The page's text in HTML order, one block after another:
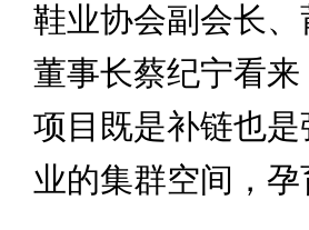
鞋业协会副会长
董事长蔡纪宁看
项目既是补链也
业的集群空间，